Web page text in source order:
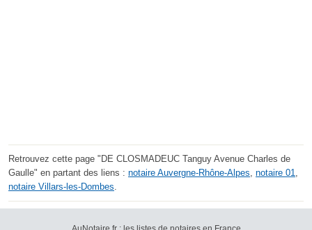
Retrouvez cette page "DE CLOSMADEUC Tanguy Avenue Charles de
Gaulle" en partant des liens : notaire Auvergne-Rhône-Alpes, notaire 01,
notaire Villars-les-Dombes.